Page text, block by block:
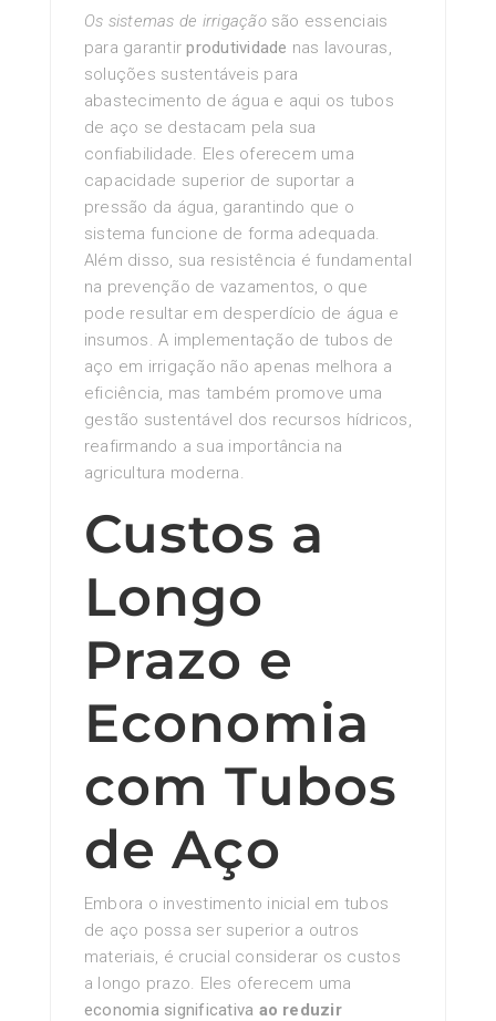
Os sistemas de irrigaçãosão essenciais
para garantirprodutividade nas lavouras,
soluções sustentáveis para
abastecimento de água e aqui os tubos
de aço se destacam pela sua
confiabilidade. Eles oferecem uma
capacidade superior de suportar a
pressão da água, garantindo que o
sistema funcione de forma adequada.
Além disso, sua resistência é fundamental
na prevenção de vazamentos, o que
pode resultar em desperdício de água e
insumos. A implementação de tubos de
aço em irrigação não apenas melhora a
eficiência, mas também promove uma
gestão sustentável dos recursos hídricos,
reafirmando a sua importância na
agricultura moderna.
Custos a
Longo
Prazo e
Economia
com Tubos
de Aço
Embora o investimento inicial em tubos
de aço possa ser superior a outros
materiais, é crucial considerar os custos
a longo prazo. Eles oferecem uma
economia significativa ao reduzir